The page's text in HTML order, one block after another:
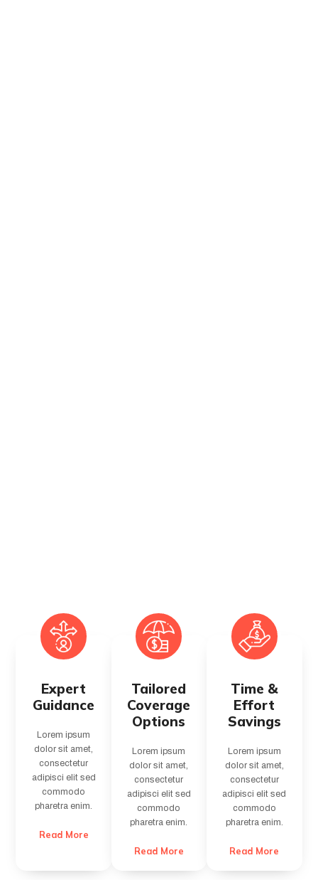
Expert
Guidance
Lorem ipsum
dolor sit amet,
consectetur
adipisci elit sed
commodo
pharetra enim.
Read More
Tailored
Coverage
Options
Lorem ipsum
dolor sit amet,
consectetur
adipisci elit sed
commodo
pharetra enim.
Read More
Time &
Effort
Savings
Lorem ipsum
dolor sit amet,
consectetur
adipisci elit sed
commodo
pharetra enim.
Read More